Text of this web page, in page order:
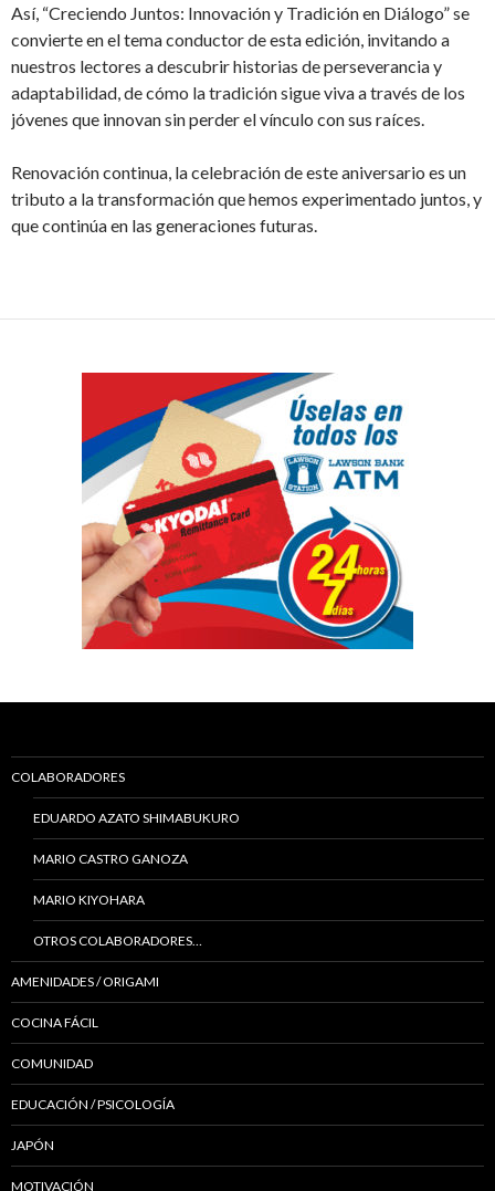
Así, “Creciendo Juntos: Innovación y Tradición en Diálogo” se
convierte en el tema conductor de esta edición, invitando a
nuestros lectores a descubrir historias de perseverancia y
adaptabilidad, de cómo la tradición sigue viva a través de los
jóvenes que innovan sin perder el vínculo con sus raíces.
Renovación continua, la celebración de este aniversario es un
tributo a la transformación que hemos experimentado juntos, y
que continúa en las generaciones futuras.
COLABORADORES
EDUARDO AZATO SHIMABUKURO
MARIO CASTRO GANOZA
MARIO KIYOHARA
OTROS COLABORADORES…
AMENIDADES / ORIGAMI
COCINA FÁCIL
COMUNIDAD
EDUCACIÓN / PSICOLOGÍA
JAPÓN
MOTIVACIÓN